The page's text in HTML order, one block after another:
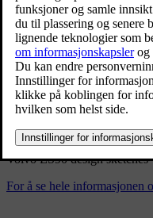
Volvo ES90
3/5/2025
Bokmerke
Del
Last ned
Volvo ES90 design sketches
For å se hele informasjonen